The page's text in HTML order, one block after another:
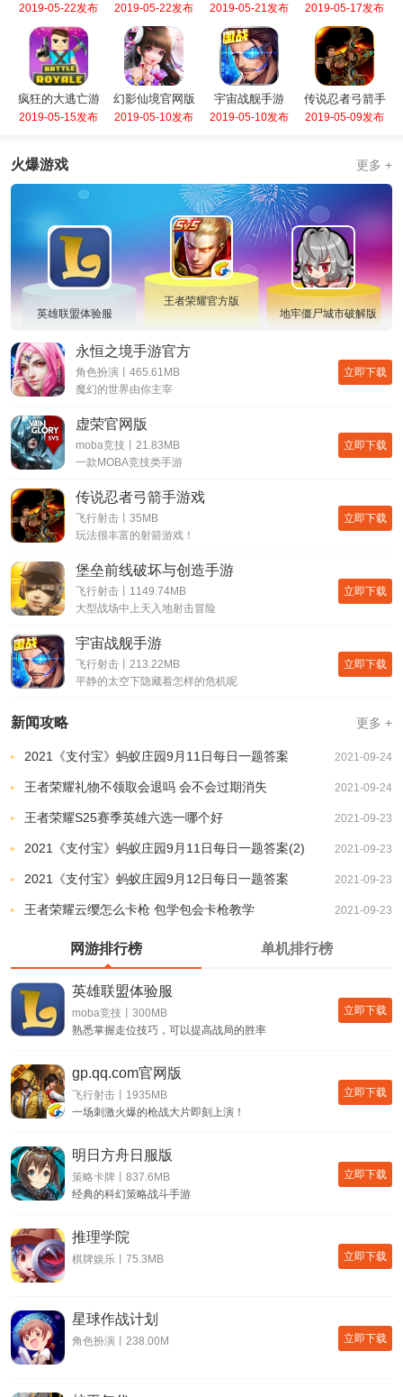
2019-05-22发布
创造手游
2019-05-22发布
方
2019-05-21发布
解版
2019-05-17发布
疯狂的大逃亡游
戏
2019-05-15发布
幻影仙境官网版
2019-05-10发布
宇宙战舰手游
2019-05-10发布
传说忍者弓箭手
游戏
2019-05-09发布
火爆游戏 更多 +
英雄联盟体验服
王者荣耀官方版
地牢僵尸城市破解版
立即下载
永恒之境手游官方
角色扮演丨465.61MB
魔幻的世界由你主宰
立即下载
虚荣官网版
moba竞技丨21.83MB
一款MOBA竞技类手游
立即下载
传说忍者弓箭手游戏
飞行射击丨35MB
玩法很丰富的射箭游戏！
立即下载
堡垒前线破坏与创造手游
飞行射击丨1149.74MB
大型战场中上天入地射击冒险
立即下载
宇宙战舰手游
飞行射击丨213.22MB
平静的太空下隐藏着怎样的危机呢
新闻攻略 更多 +
2021《支付宝》蚂蚁庄园9月11日每日一题答案 2021-09-24
王者荣耀礼物不领取会退吗 会不会过期消失 2021-09-24
王者荣耀S25赛季英雄六选一哪个好 2021-09-23
2021《支付宝》蚂蚁庄园9月11日每日一题答案(2) 2021-09-23
2021《支付宝》蚂蚁庄园9月12日每日一题答案 2021-09-23
王者荣耀云缨怎么卡枪 包学包会卡枪教学 2021-09-23
网游排行榜 单机排行榜
立即下载
英雄联盟体验服
moba竞技丨300MB
熟悉掌握走位技巧，可以提高战局的胜率
立即下载
gp.qq.com官网版
飞行射击丨1935MB
一场刺激火爆的枪战大片即刻上演！
立即下载
明日方舟日服版
策略卡牌丨837.6MB
经典的科幻策略战斗手游
立即下载
推理学院
棋牌娱乐丨75.3MB
立即下载
星球作战计划
角色扮演丨238.00M